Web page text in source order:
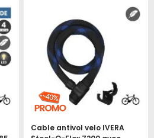
Cable antivol velo IVERA